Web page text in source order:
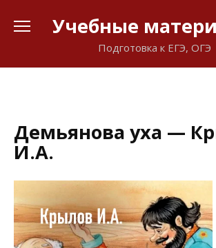
Учебные
Подготовка к ЕГЭ, ОГЭ
Демьянова уха —
И.А.